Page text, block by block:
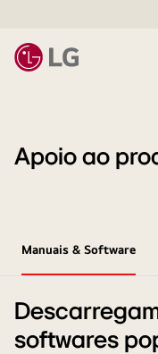
Apoio ao
Manuais & Software
softwares